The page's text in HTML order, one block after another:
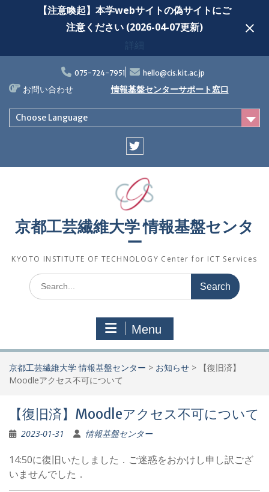
【注意喚起】本学webサイトの偽サイトにご
注意ください (2026-04-07更新)
詳細
content
075-724-7951 hello@cis.kit.ac.jp
お問い合わせ 情報基盤センターサポート窓口
Choose Language
京都工芸繊維大学 情報基盤センタ
ー
KYOTO INSTITUTE OF TECHNOLOGY Center for ICT Services
Search
for:
Menu
京都工芸繊維大学 情報基盤センター > お知らせ >
【復旧済】
Moodleアクセス不可について
【復旧済】Moodleアクセス不可について
2023-01-31 情報基盤センター
14:50に復旧いたしました．ご迷惑をおかけし申し訳ござ
いませんでした．